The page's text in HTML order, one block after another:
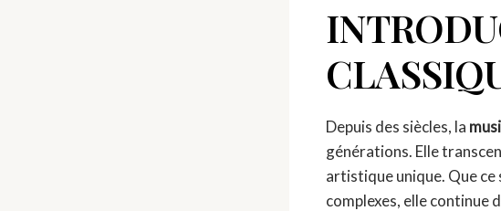
Depuis des siècles, la
générations. Elle
artistique unique. Que
complexes, elle continue